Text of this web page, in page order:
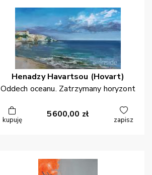
Henadzy Havartsou (Hovart)
Oddech oceanu. Zatrzymany horyzont
kupuję
5600,00 zł
zapisz